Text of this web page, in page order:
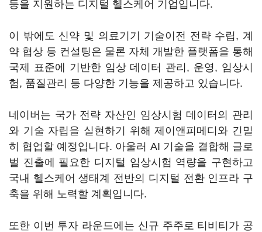
등을 지원하는 디지털 헬스케어 기업입니다.
이 밖에도 신약 및 의료기기 기술이전 전략 수립, 계
약 협상 등 컨설팅은 물론 자체 개발한 플랫폼을 통해
국제 표준에 기반한 임상 데이터 관리, 운영, 임상시
험, 품질관리 등 다양한 기능을 제공하고 있습니다.
네이버는 국가 전략 자산인 임상시험 데이터의 관리
와 기술 자립을 실현하기 위해 제이앤피메디와 긴밀
히 협업할 예정입니다. 아울러 AI 기술을 결합해 글로
벌 진출에 필요한 디지털 임상시험 역량을 구현하고
국내 헬스케어 생태계 전반의 디지털 전환 인프라 구
축을 위해 노력할 계획입니다.
또한 이번 투자 라운드에는 신규 주주로 티비티가 공